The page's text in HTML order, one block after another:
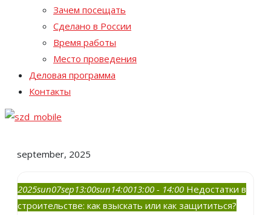
Зачем посещать
Сделано в России
Время работы
Место проведения
Деловая программа
Контакты
september, 2025
2025sun07sep13:00sun14:0013:00 - 14:00 Недостатки в
строительстве: как взыскать или как защититься?